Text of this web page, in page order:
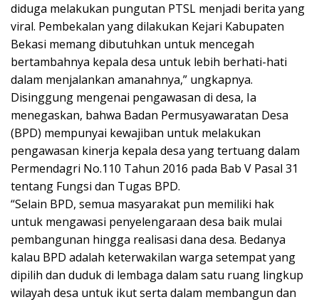
diduga melakukan pungutan PTSL menjadi berita yang
viral. Pembekalan yang dilakukan Kejari Kabupaten
Bekasi memang dibutuhkan untuk mencegah
bertambahnya kepala desa untuk lebih berhati-hati
dalam menjalankan amanahnya,” ungkapnya.
Disinggung mengenai pengawasan di desa, Ia
menegaskan, bahwa Badan Permusyawaratan Desa
(BPD) mempunyai kewajiban untuk melakukan
pengawasan kinerja kepala desa yang tertuang dalam
Permendagri No.110 Tahun 2016 pada Bab V Pasal 31
tentang Fungsi dan Tugas BPD.
“Selain BPD, semua masyarakat pun memiliki hak
untuk mengawasi penyelengaraan desa baik mulai
pembangunan hingga realisasi dana desa. Bedanya
kalau BPD adalah keterwakilan warga setempat yang
dipilih dan duduk di lembaga dalam satu ruang lingkup
wilayah desa untuk ikut serta dalam membangun dan